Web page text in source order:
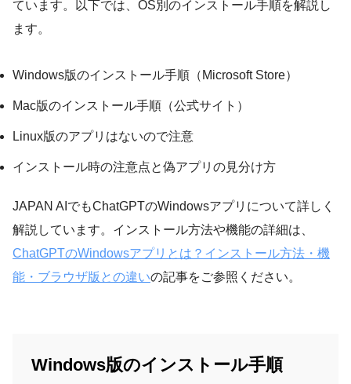
ています。以下では、OS別のインストール手順を解説し
ます。
Windows版のインストール手順（Microsoft Store）
Mac版のインストール手順（公式サイト）
Linux版のアプリはないので注意
インストール時の注意点と偽アプリの見分け方
JAPAN AIでもChatGPTのWindowsアプリについて詳しく
解説しています。インストール方法や機能の詳細は、
ChatGPTのWindowsアプリとは？インストール方法・機
能・ブラウザ版との違いの記事をご参照ください。
Windows版のインストール手順